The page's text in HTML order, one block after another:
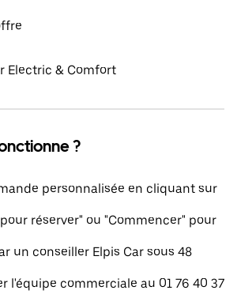
Electric & Comfort
?
personnalisée en cliquant sur
réserver" ou "Commencer" pour
un conseiller Elpis Car sous 48
l'équipe commerciale au 01 76 40 37